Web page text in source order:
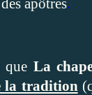
que La
la tradition